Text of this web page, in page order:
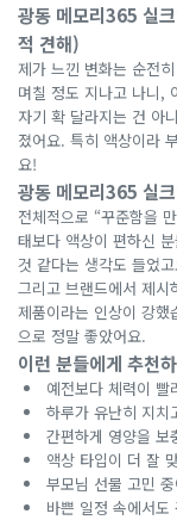
광동 메모리365 실
적 견해)
제가 느낀 변화는 순전
며칠 정도 지나고 나니,
자기 확 달라지는 건 아
졌어요. 특히 액상이라
요!
광동 메모리365 실
전체적으로 “꾸준함을
태보다 액상이 편하신
것 같다는 생각도 들었
그리고 브랜드에서 제
제품이라는 인상이 강했
으로 정말 좋았어요.
이런 분들에게 추천
예전보다 체력이
하루가 유난히 지치
간편하게 영양을 보
액상 타입이 더 잘
부모님 선물 고민
바쁜 일정 속에서